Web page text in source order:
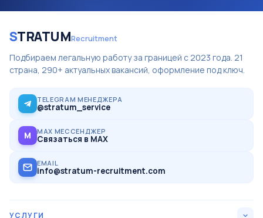
STRATUMRecruitment
Подбираем легальную работу за границей с 2023 года. 21
страна, 290+ актуальных вакансий, оформление под ключ.
TELEGRAM МЕНЕДЖЕРА
@stratum_service
M MAX МЕССЕНДЖЕР
Связаться в MAX
EMAIL
info@stratum-recruitment.com
УСЛУГИ